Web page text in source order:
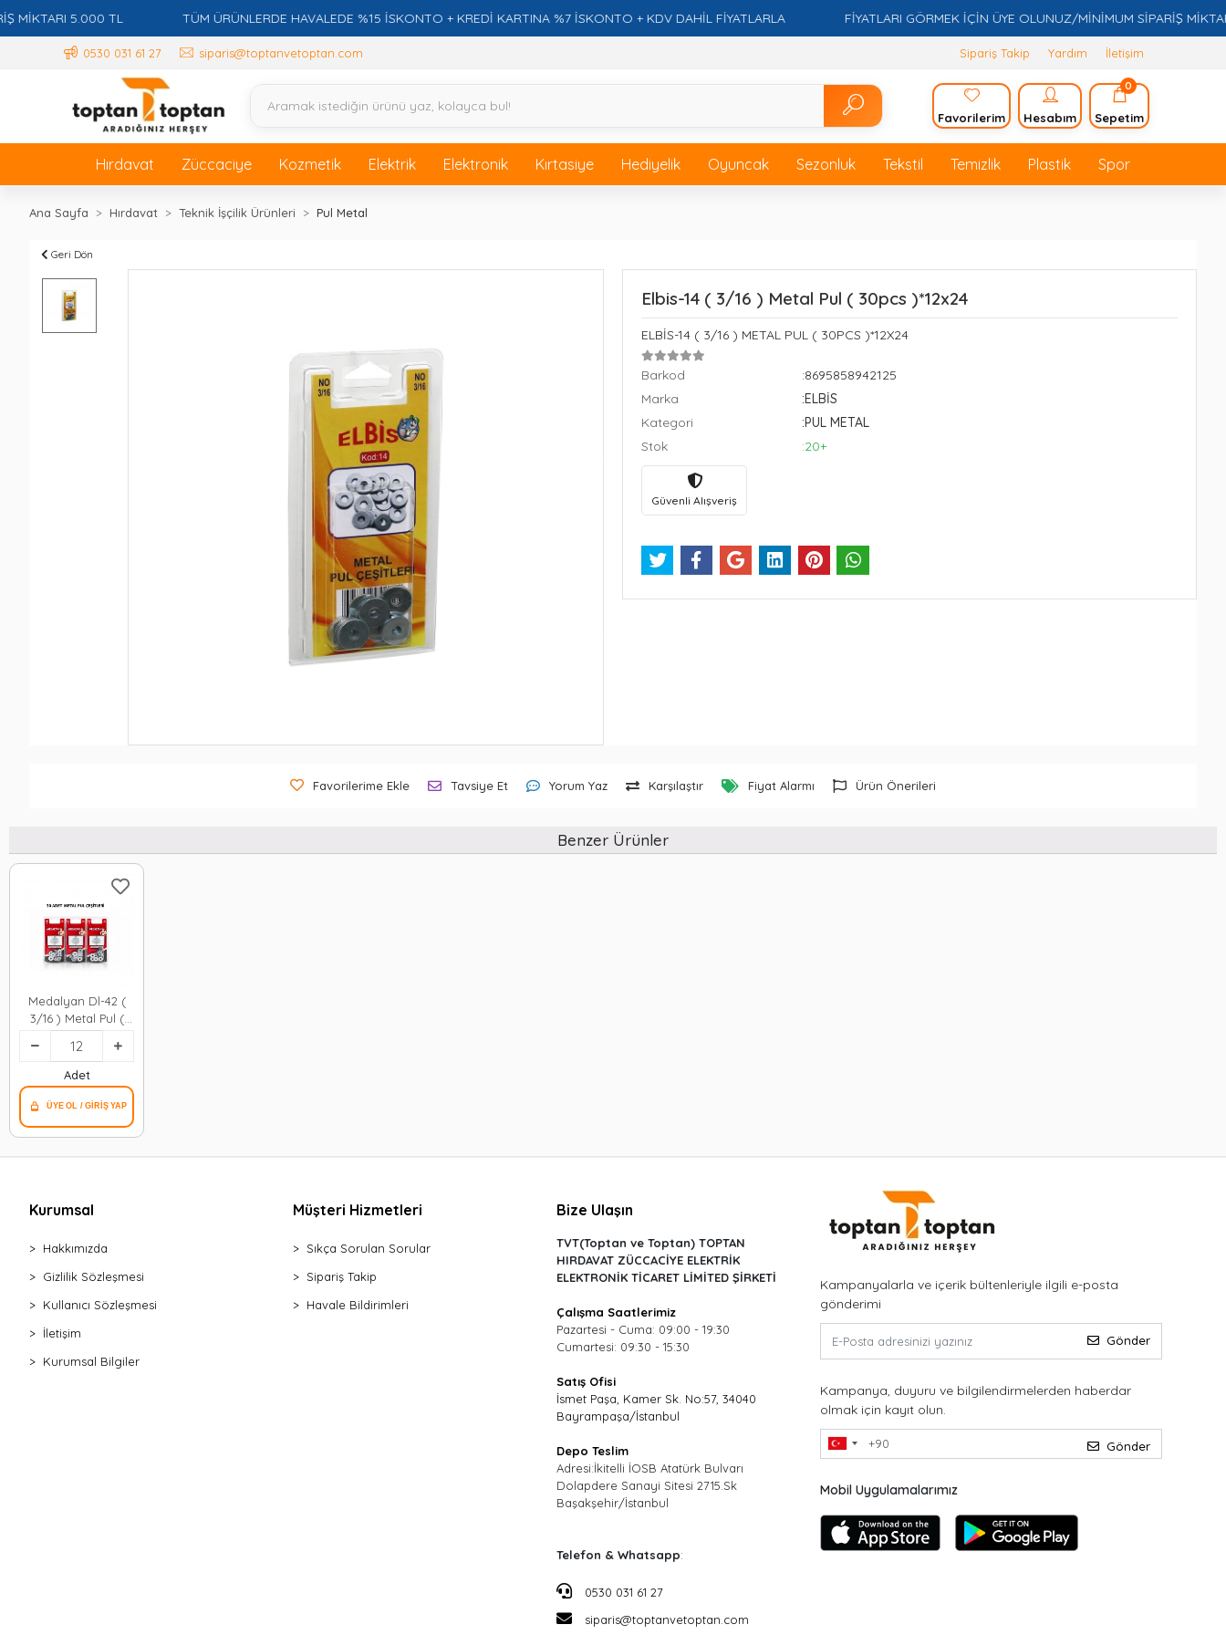
5.000 TL TÜM ÜRÜNLERDE HAVALEDE %15 İSKONTO + KREDİ KARTINA %7 İSKONTO + KDV DAHİL FİYATLARLA FİYATLARI GÖRMEK İÇİN ÜYE OLUNUZ/MİNİMUM SİPARİŞ MİKTARI
0530 031 61 27 siparis@toptanvetoptan.com Sipariş Takip Yardım İletişim
Favorilerim Hesabım
0
Sepetim
Hırdavat Züccaciye Kozmetik Elektrik Elektronik Kırtasiye Hediyelik Oyuncak Sezonluk Tekstil Temizlik Plastik Spor
Ana Sayfa Hırdavat Teknik İşçilik Ürünleri Pul Metal
Geri Dön
Elbis-14 ( 3/16 ) Metal Pul ( 30pcs )*12x24
ELBİS-14 ( 3/16 ) METAL PUL ( 30PCS )*12X24
Barkod
:8695858942125
Marka
:ELBİS
Kategori
:PUL METAL
Stok
:20+
Güvenli Alışveriş
Favorilerime Ekle Tavsiye Et Yorum Yaz Karşılaştır Fiyat Alarmı Ürün Önerileri
Benzer Ürünler
Medalyan Dl-42 (
3/16 ) Metal Pul (
30pcs )*12x12
Adet
Kurumsal
Hakkımızda
Gizlilik Sözleşmesi
Kullanıcı Sözleşmesi
İletişim
Kurumsal Bilgiler
Müşteri Hizmetleri
Sıkça Sorulan Sorular
Sipariş Takip
Havale Bildirimleri
Bize Ulaşın
TVT(Toptan ve Toptan) TOPTAN
HIRDAVAT ZÜCCACİYE ELEKTRİK
ELEKTRONİK TİCARET LİMİTED ŞİRKETİ
Çalışma Saatlerimiz
Pazartesi - Cuma: 09:00 - 19:30
Cumartesi: 09:30 - 15:30
Satış Ofisi
İsmet Paşa, Kamer Sk. No:57, 34040
Bayrampaşa/İstanbul
Depo Teslim
Adresi:İkitelli İOSB Atatürk Bulvarı
Dolapdere Sanayi Sitesi 2715.Sk
Başakşehir/İstanbul
Telefon & Whatsapp:
0530 031 61 27
siparis@toptanvetoptan.com
Kampanyalarla ve içerik bültenleriyle ilgili e-posta
gönderimi
Gönder
Kampanya, duyuru ve bilgilendirmelerden haberdar
olmak için kayıt olun.
Gönder
Mobil Uygulamalarımız